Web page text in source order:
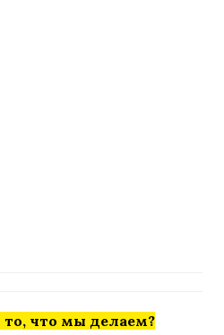
что мы делаем?